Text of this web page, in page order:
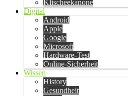
Klischeekanone
Digital
Android
Apple
Google
Microsoft
Hardware-Test
Online-Sicherheit
Wissen
History
Gesundheit